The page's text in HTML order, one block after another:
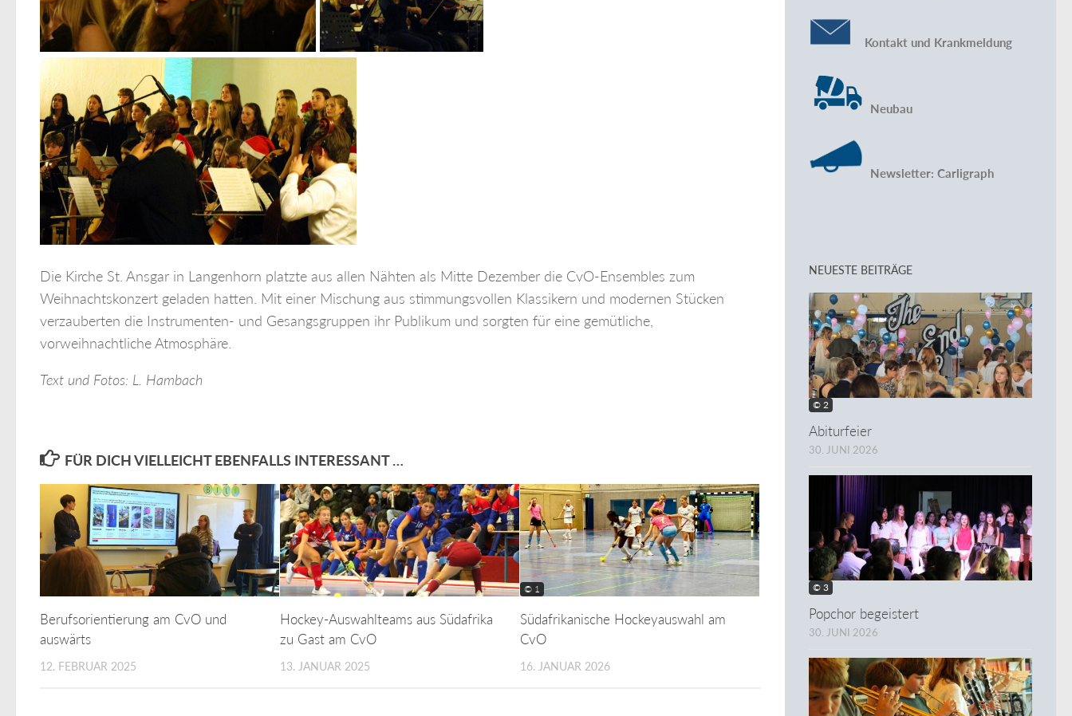
Die Kirche St. Ansgar in Langenhorn platzte aus allen Nähten als Mitte Dezember die CvO-Ensembles zum
Weihnachtskonzert geladen hatten. Mit einer Mischung aus stimmungsvollen Klassikern und modernen Stücken
verzauberten die Instrumenten- und Gesangsgruppen ihr Publikum und sorgten für eine gemütliche,
vorweihnachtliche Atmosphäre.
Text und Fotos: L. Hambach
FÜR DICH VIELLEICHT EBENFALLS INTERESSANT …
Berufsorientierung am CvO und
auswärts
12. FEBRUAR 2025
​​​​​Hockey-Auswahlteams aus Südafrika
zu Gast am CvO
13. JANUAR 2025
© 1
Südafrikanische Hockeyauswahl am
CvO
16. JANUAR 2026
Kontakt und Krankmeldung
Neubau
Newsletter: Carligraph
NEUESTE BEITRÄGE
© 2
Abiturfeier
30. JUNI 2026
© 3
Popchor begeistert
30. JUNI 2026